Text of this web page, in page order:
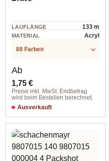
LAUFLÄNGE 133 m
MATERIAL
Acryl
88 Farben
Regulärer Preis:
Ab
1,75 €
Preise inkl. MwSt. Endbetrag
wird beim Bestellen berechnet.
Ausverkauft
00002 natur tweed / ca. 133 m